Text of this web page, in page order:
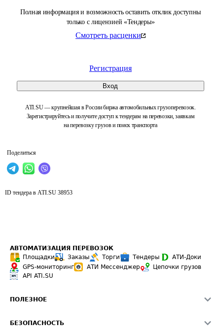
Полная информация и возможность оставить отклик доступны
только с лицензией «Тендеры»
Смотреть расценки
Регистрация
Вход
ATI.SU — крупнейшая в России биржа автомобильных грузоперевозок.
Зарегистрируйтесь и получите доступ к тендерам на перевозки, заявкам
на перевозку грузов и поиск транспорта
Поделиться
ID тендера в ATI.SU 38953
АВТОМАТИЗАЦИЯ ПЕРЕВОЗОК
Площадки
Заказы Торги Тендеры
АТИ-Доки
GPS-мониторинг
АТИ Мессенджер
Цепочки грузов
API ATI.SU
ПОЛЕЗНОЕ
БЕЗОПАСНОСТЬ